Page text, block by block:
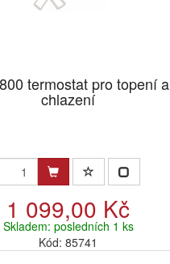
termostat pro topení a
chlazení
1 099,00 Kč
Skladem: posledních 1 ks
Kód: 85741